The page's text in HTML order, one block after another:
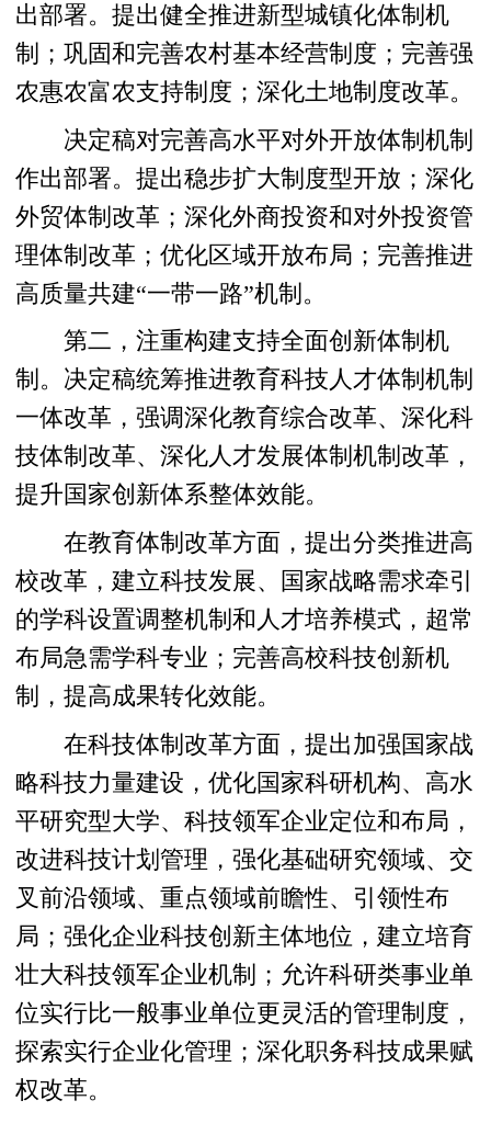
出部署。提出健全推进新型城镇化体制机
制；巩固和完善农村基本经营制度；完善强
农惠农富农支持制度；深化土地制度改革。
决定稿对完善高水平对外开放体制机制
作出部署。提出稳步扩大制度型开放；深化
外贸体制改革；深化外商投资和对外投资管
理体制改革；优化区域开放布局；完善推进
高质量共建“一带一路”机制。
第二，注重构建支持全面创新体制机
制。决定稿统筹推进教育科技人才体制机制
一体改革，强调深化教育综合改革、深化科
技体制改革、深化人才发展体制机制改革，
提升国家创新体系整体效能。
在教育体制改革方面，提出分类推进高
校改革，建立科技发展、国家战略需求牵引
的学科设置调整机制和人才培养模式，超常
布局急需学科专业；完善高校科技创新机
制，提高成果转化效能。
在科技体制改革方面，提出加强国家战
略科技力量建设，优化国家科研机构、高水
平研究型大学、科技领军企业定位和布局，
改进科技计划管理，强化基础研究领域、交
叉前沿领域、重点领域前瞻性、引领性布
局；强化企业科技创新主体地位，建立培育
壮大科技领军企业机制；允许科研类事业单
位实行比一般事业单位更灵活的管理制度，
探索实行企业化管理；深化职务科技成果赋
权改革。